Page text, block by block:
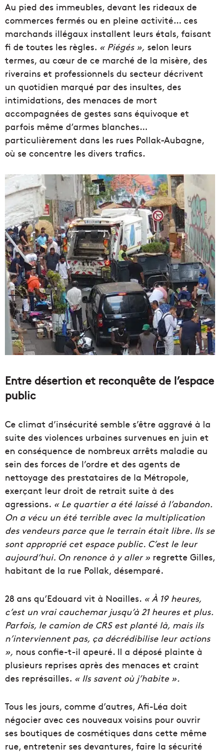
Au pied des immeubles, devant les rideaux de
commerces fermés ou en pleine activité… ces
marchands illégaux installent leurs étals, faisant
fi de toutes les règles. « Piégés », selon leurs
termes, au cœur de ce marché de la misère, des
riverains et professionnels du secteur décrivent
un quotidien marqué par des insultes, des
intimidations, des menaces de mort
accompagnées de gestes sans équivoque et
parfois même d’armes blanches…
particulièrement dans les rues Pollak-Aubagne,
où se concentre les divers trafics.
Entre désertion et reconquête de l’espace
public
Ce climat d’insécurité semble s’être aggravé à la
suite des violences urbaines survenues en juin et
en conséquence de nombreux arrêts maladie au
sein des forces de l’ordre et des agents de
nettoyage des prestataires de la Métropole,
exerçant leur droit de retrait suite à des
agressions. « Le quartier a été laissé à l’abandon.
On a vécu un été terrible avec la multiplication
des vendeurs parce que le terrain était libre. Ils se
sont approprié cet espace public. C’est le leur
aujourd’hui. On renonce à y aller » regrette Gilles,
habitant de la rue Pollak, désemparé.
28 ans qu’Edouard vit à Noailles. « À 19 heures,
c’est un vrai cauchemar jusqu’à 21 heures et plus.
Parfois, le camion de CRS est planté là, mais ils
n’interviennent pas, ça décrédibilise leur actions
», nous confie-t-il apeuré. Il a déposé plainte à
plusieurs reprises après des menaces et craint
des représailles. « Ils savent où j’habite ».
Tous les jours, comme d’autres, Afi-Léa doit
négocier avec ces nouveaux voisins pour ouvrir
ses boutiques de cosmétiques dans cette même
rue, entretenir ses devantures, faire la sécurité